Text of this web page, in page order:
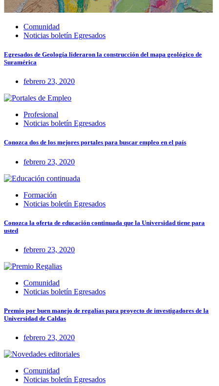
Comunidad
Noticias boletín Egresados
Egresados de Geología lideraron la construcción del mapa geológico de
Suramérica
febrero 23, 2020
Profesional
Noticias boletín Egresados
Conozca dos de los mejores portales para buscar empleo en el país
febrero 23, 2020
Formación
Noticias boletín Egresados
Conozca la oferta de educación continuada que la Universidad tiene para
usted
febrero 23, 2020
Comunidad
Noticias boletín Egresados
Premio por buen manejo de regalías para proyecto de investigadores de la
Universidad de Caldas
febrero 23, 2020
Comunidad
Noticias boletín Egresados